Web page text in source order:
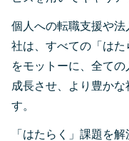
個人への転職支援や
社は、すべての「は
をモットーに、全て
成長させ、より豊か
す。
「はたらく」課題を